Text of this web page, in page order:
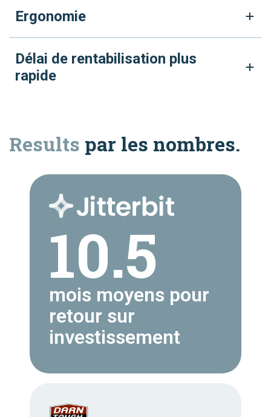
Ergonomie
Délai de rentabilisation plus
rapide
Results par les nombres.
10.5
mois moyens pour
retour sur
investissement